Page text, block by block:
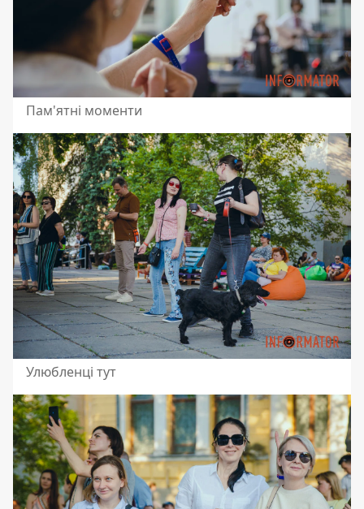
Пам'ятні моменти
Улюбленці тут